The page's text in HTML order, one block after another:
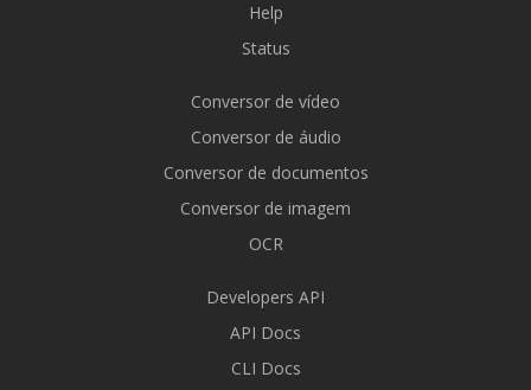
Help
Status
Conversor de vídeo
Conversor de áudio
Conversor de documentos
Conversor de imagem
OCR
Developers API
API Docs
CLI Docs